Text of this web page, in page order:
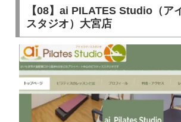
【08】ai PILATES Studio（ア
スタジオ）大宮店